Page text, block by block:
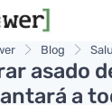
Blog
asado
a